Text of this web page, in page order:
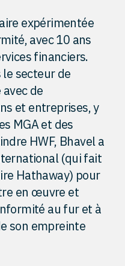
expérimentée
avec 10 ans
financiers.
le secteur de
de
et entreprises, y
MGA et des
HWF, Bhavel a
(qui fait
Hathaway) pour
en œuvre et
au fur et à
son empreinte